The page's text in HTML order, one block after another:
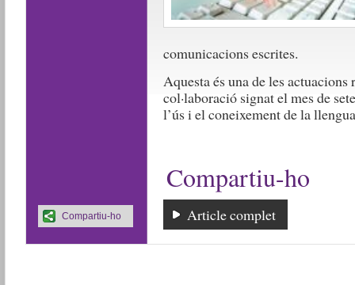
comunicacions escrites.
Aquesta és una de les
col·laboració signat el mes de
l’ús i el coneixement de la
Compartiu-ho
Article complet
Compartiu-ho